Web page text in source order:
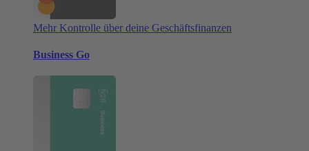
Mehr Kontrolle über deine Geschäftsfinanzen
Business Go